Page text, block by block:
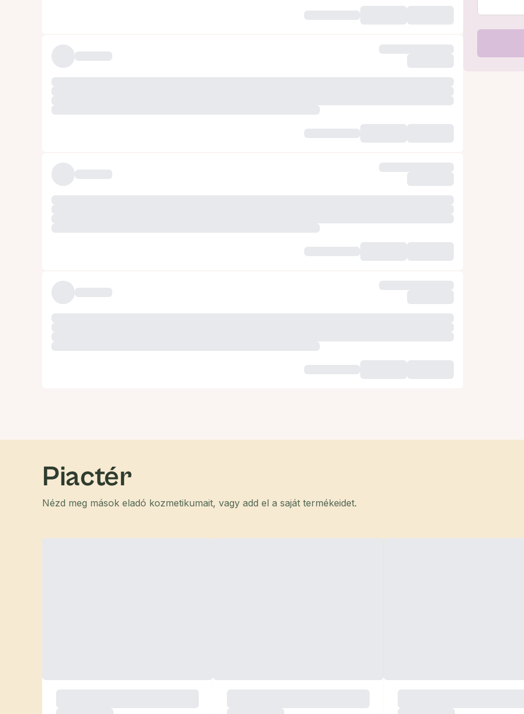
Piactér
Nézd meg mások eladó kozmetikumait, vagy add el a saját termékeidet.